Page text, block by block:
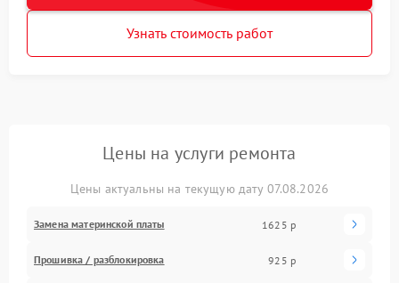
Узнать стоимость работ
Цены на услуги ремонта
Цены актуальны на текущую дату 07.08.2026
Замена материнской платы 1625 р
Прошивка / разблокировка 925 р